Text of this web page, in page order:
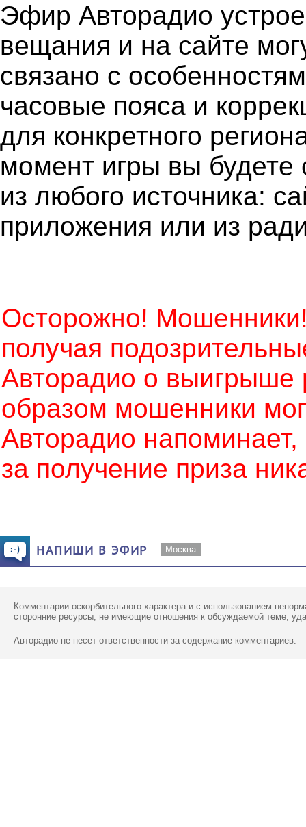
Эфир Авторадио
вещания и на сайте
связано с
часовые пояса и
для конкретного
момент игры вы
из любого источника:
приложения или из
Осторожно!
получая
Авторадио о выигрыше
образом мошенники
Авторадио напоминает,
за получение приза
НАПИШИ В ЭФИР Москва
Комментарии оскорбительного характера и с использованием
сторонние ресурсы, не имеющие отношения к обсуждаемой теме,
Авторадио не несет ответственности за содержание комментариев.